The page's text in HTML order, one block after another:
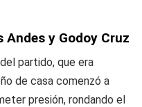
y Godoy Cruz
partido, que era
de casa comenzó a
presión, rondando el